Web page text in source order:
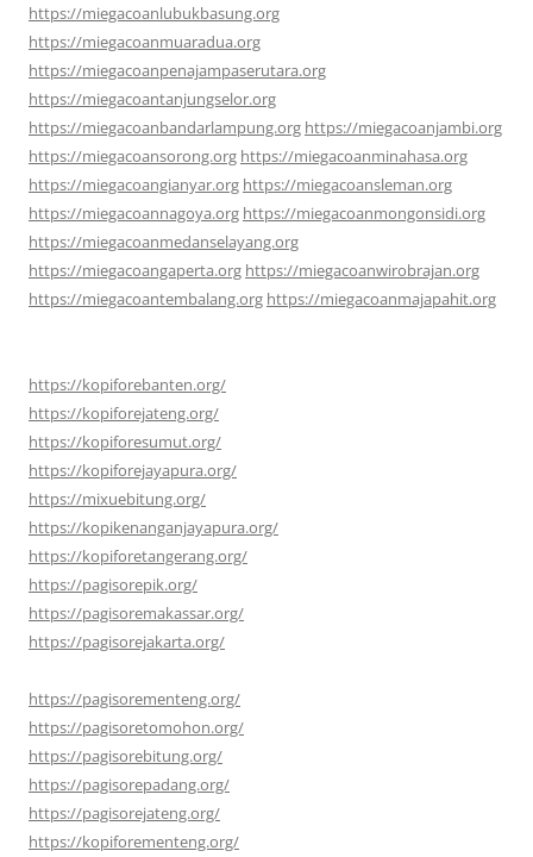
https://miegacoanlubukbasung.org
https://miegacoanmuaradua.org
https://miegacoanpenajampaserutara.org
https://miegacoantanjungselor.org
https://miegacoanbandarlampung.org https://miegacoanjambi.org
https://miegacoansorong.org https://miegacoanminahasa.org
https://miegacoangianyar.org https://miegacoansleman.org
https://miegacoannagoya.org https://miegacoanmongonsidi.org
https://miegacoanmedanselayang.org
https://miegacoangaperta.org https://miegacoanwirobrajan.org
https://miegacoantembalang.org https://miegacoanmajapahit.org
https://kopiforebanten.org/
https://kopiforejateng.org/
https://kopiforesumut.org/
https://kopiforejayapura.org/
https://mixuebitung.org/
https://kopikenanganjayapura.org/
https://kopiforetangerang.org/
https://pagisorepik.org/
https://pagisoremakassar.org/
https://pagisorejakarta.org/
https://pagisorementeng.org/
https://pagisoretomohon.org/
https://pagisorebitung.org/
https://pagisorepadang.org/
https://pagisorejateng.org/
https://kopiforementeng.org/